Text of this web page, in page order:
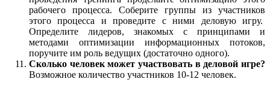
рабочего процесса. Соберите группы из участников
этого процесса и проведите с ними деловую игру.
Определите лидеров, знакомых с принципами и
методами оптимизации информационных потоков,
поручите им роль ведущих (достаточно одного).
Сколько человек может участвовать в деловой игре?
Возможное количество участников 10-12 человек.